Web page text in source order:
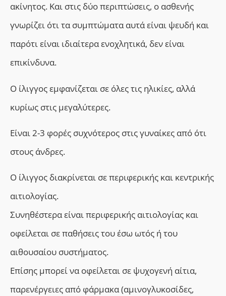
ακίνητος. Και στις δύο περιπτώσεις, ο ασθενής
γνωρίζει ότι τα συμπτώματα αυτά είναι ψευδή και
παρότι είναι ιδιαίτερα ενοχλητικά, δεν είναι
επικίνδυνα.
Ο ίλιγγος εμφανίζεται σε όλες τις ηλικίες, αλλά
κυρίως στις μεγαλύτερες.
Είναι 2-3 φορές συχνότερος στις γυναίκες από ότι
στους άνδρες.
Ο ίλιγγος διακρίνεται σε περιφερικής και κεντρικής
αιτιολογίας.
Συνηθέστερα είναι περιφερικής αιτιολογίας και
οφείλεται σε παθήσεις του έσω ωτός ή του
αιθουσαίου συστήματος.
Επίσης μπορεί να οφείλεται σε ψυχογενή αίτια,
παρενέργειες από φάρμακα (αμινογλυκοσίδες,